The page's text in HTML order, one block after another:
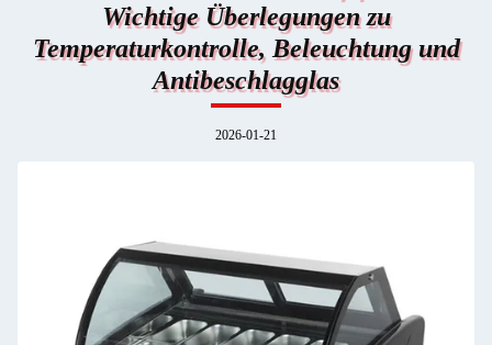
Wichtige Überlegungen zu
Temperaturkontrolle, Beleuchtung und
Antibeschlagglas
2026-01-21